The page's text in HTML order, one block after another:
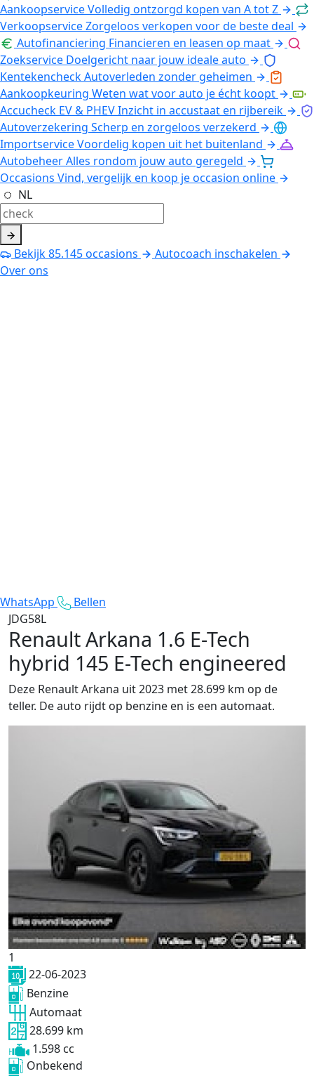
AankoopserviceVolledig ontzorgd kopen van A tot Z
VerkoopserviceZorgeloos verkopen voor de beste deal
Autofinanciering Financieren en leasen op maat
Zoekservice Doelgericht naar jouw ideale auto
KentekencheckAutoverleden zonder geheimen
Aankoopkeuring Weten wat voor auto je écht koopt
Accucheck EV & PHEVInzicht in accustaat en rijbereik
Autoverzekering Scherp en zorgeloos verzekerd
ImportserviceVoordelig kopen uit het buitenland
AutobeheerAlles rondom jouw auto geregeld
Occasions Vind, vergelijk en koop je occasion online
NL
Bekijk85.145occasions
Autocoach inschakelen
Over ons
WhatsApp
Bellen
JDG58L
Renault Arkana 1.6 E-Tech
hybrid 145 E-Tech engineered
Deze Renault Arkana uit 2023 met 28.699 km op de
teller. De auto rijdt op benzine en is een automaat.
1
22-06-2023
Benzine
Automaat
28.699 km
1.598 cc
Onbekend